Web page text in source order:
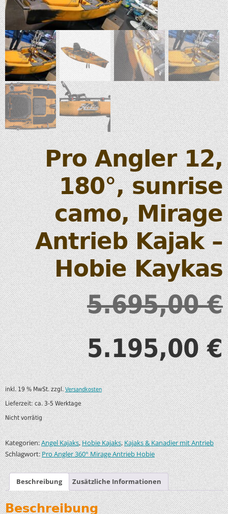
Pro Angler 12,
180°, sunrise
camo, Mirage
Antrieb Kajak –
Hobie Kaykas
5.695,00€
5.195,00€
inkl. 19 % MwSt. zzgl.Versandkosten
Lieferzeit:ca. 3-5 Werktage
Nicht vorrätig
Kategorien:Angel Kajaks,Hobie Kajaks,Kajaks & Kanadier mit Antrieb
Schlagwort:Pro Angler 360° Mirage Antrieb Hobie
Beschreibung Zusätzliche Informationen
Beschreibung